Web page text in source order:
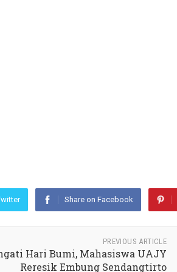
Share on Facebook
PREVIOUS ARTICLE
Hari Bumi, Mahasiswa UAJY
Reresik Embung Sendangtirto